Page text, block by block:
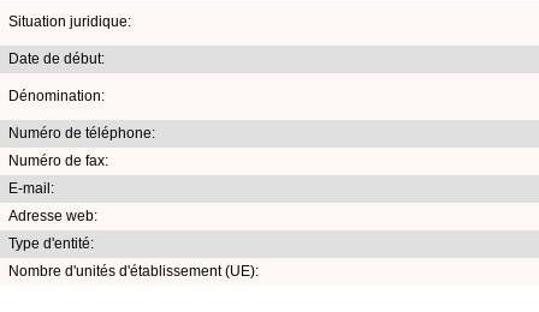
Situation juridique:
Date de début:
Dénomination:
Numéro de téléphone:
Numéro de fax:
E-mail:
Adresse web:
Type d'entité:
Nombre d'unités d'établissement (UE):